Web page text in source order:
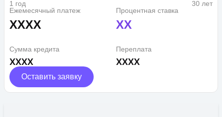
1 год
30 лет
Ежемесячный платеж
XXXX
Процентная ставка
XX
Сумма кредита
XXXX
Переплата
XXXX
Оставить заявку